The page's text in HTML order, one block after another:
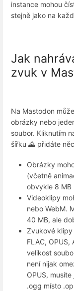
instance mohou
stejně jako na
Jak
zvuk v
Na Mastodon
obrázky nebo
soubor. Kliknutím
šířku 🌄 přidáte
Obrázky
(včetně
obvykle 8 MB
Videoklipy
nebo WebM.
40 MB, ale
Zvukové klipy
FLAC, OPUS,
velikost
není nijak
OPUS,
.ogg místo